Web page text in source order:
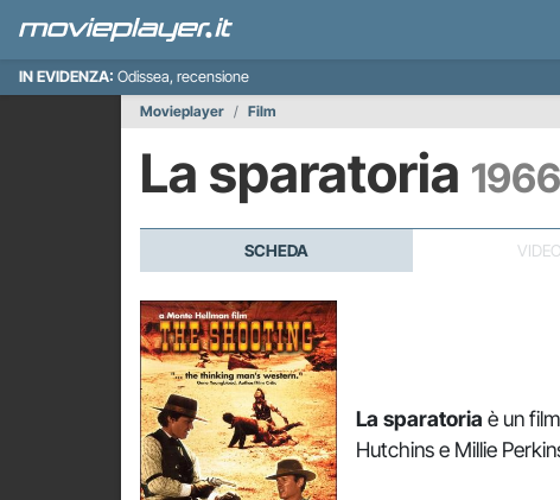
IN EVIDENZA: Odissea, recensione
Movieplayer
Film
La sparatoria 1966
SCHEDA VIDEO
La sparatoria è un
Hutchins e Millie